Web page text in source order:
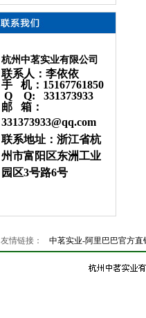
杭州中茗实业有限公司
联系人：李依依
手 机：15167761850
Q Q: 331373933
邮 箱：
331373933@qq.com
联系地址：浙江省杭
州市富阳区东洲工业
园区3号路6号
友情链接： 中茗实业-阿里巴巴官方直